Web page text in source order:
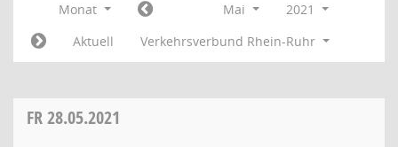
Monat Mai
2021
Aktuell
Verkehrsverbund Rhein-Ruhr
FR28.05.2021